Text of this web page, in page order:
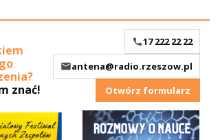
znać!
17 222 22 22
antena@radio.rzeszow.pl
Otwórz formularz